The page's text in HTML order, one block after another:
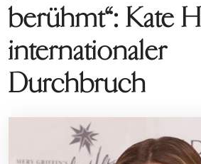
berühmt“: Kate
internationaler
Durchbruch